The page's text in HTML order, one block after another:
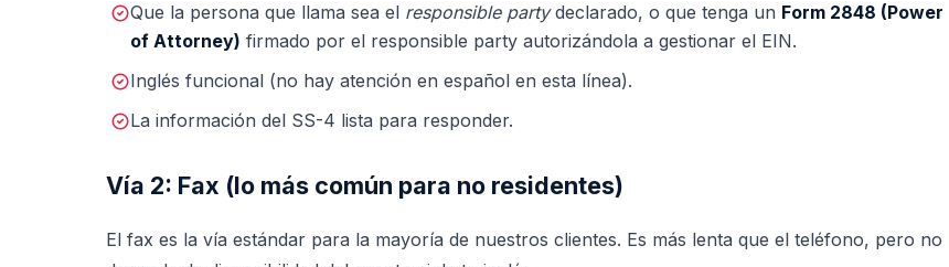
Que la persona que llama sea el responsible partydeclarado, o que tenga un Form 2848 (Power
of Attorney) firmado por el responsible party autorizándola a gestionar el EIN.
Inglés funcional (no hay atención en español en esta línea).
La información del SS-4 lista para responder.
Vía 2: Fax (lo más común para no residentes)
El fax es la vía estándar para la mayoría de nuestros clientes. Es más lenta que el teléfono, pero no